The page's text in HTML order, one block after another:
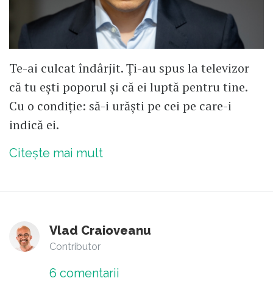
Te-ai culcat îndârjit. Ți-au spus la televizor
că tu ești poporul și că ei luptă pentru tine.
Cu o condiție: să-i urăști pe cei pe care-i
indică ei.
Citește mai mult
Vlad Craioveanu
Contributor
6 comentarii